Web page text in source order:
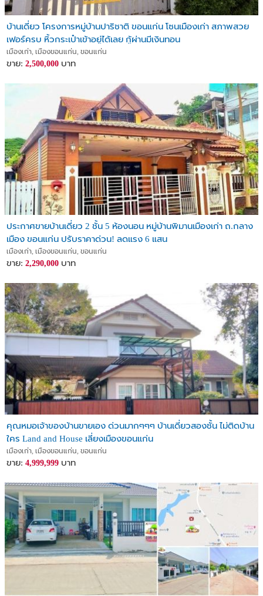
บ้านเดี่ยว โครงการหมู่บ้านปาริชาติ ขอนแก่น โซนเมืองเก่า สภาพสวย
เฟอร์ครบ หิ้วกระเป๋าเข้าอยู่ได้เลย กู้ผ่านมีเงินทอน
เมืองเก่า, เมืองขอนแก่น, ขอนแก่น
ขาย: 2,500,000 บาท
ประกาศขายบ้านเดี่ยว 2 ชั้น 5 ห้องนอน หมู่บ้านพิมานเมืองเก่า ถ.กลาง
เมือง ขอนแก่น ปรับราคาด่วน! ลดแรง 6 แสน
เมืองเก่า, เมืองขอนแก่น, ขอนแก่น
ขาย: 2,290,000 บาท
คุณหมอเจ้าของบ้านขายเอง ด่วนมากๆๆๆ บ้านเดี่ยวสองชั้น ไม่ติดบ้าน
ใคร Land and House เลี่ยงเมืองขอนแก่น
เมืองเก่า, เมืองขอนแก่น, ขอนแก่น
ขาย: 4,999,999 บาท